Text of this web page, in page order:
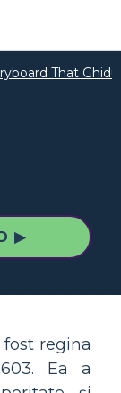
That
▶
regina
Ea a